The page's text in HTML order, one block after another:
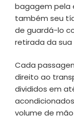
bagagem pela
também seu
de guardá-lo
retirada da
Cada
direito ao
divididos em
volume de